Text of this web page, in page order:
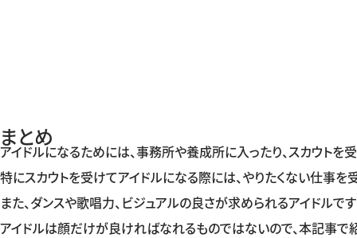
まとめ
アイドルになるためには、事務所や養成所に入ったり、スカウトを
特にスカウトを受けてアイドルになる際には、やりたくない仕事を
また、ダンスや歌唱力、ビジュアルの良さが求められるアイドルで
アイドルは顔だけが良ければなれるものではないので、本記事で